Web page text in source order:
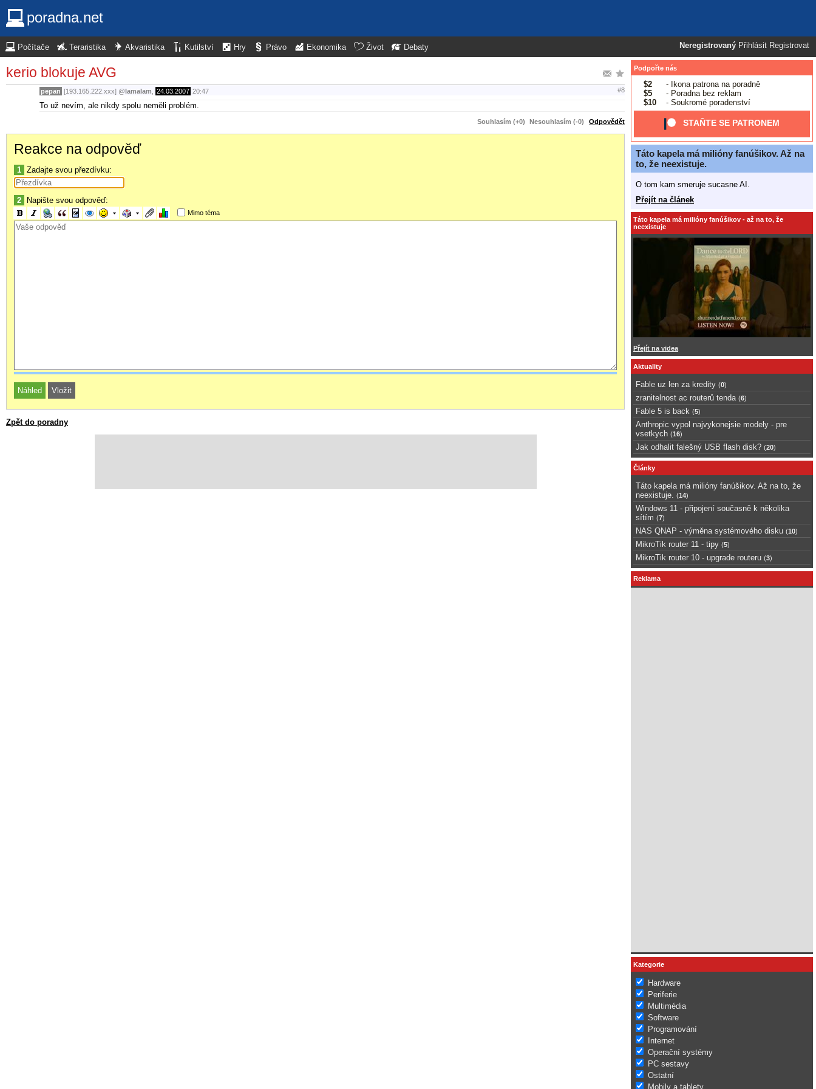
poradna.net
Neregistrovaný Přihlásit Registrovat
Počítače Teraristika Akvaristika Kutilství Hry Právo Ekonomika Život Debaty
kerio blokuje AVG
pepan [193.165.222.xxx] @lamalam 24.03.2007 20:47 #8
To už nevím, ale nikdy spolu neměli problém.
Souhlasím (+0) Nesouhlasím (-0) Odpovědět
Reakce na odpověď
1 Zadajte svou přezdívku:
2 Napište svou odpověď:
Mimo téma
Zpět do poradny
Podpořte nás
$2
- Ikona patrona na poradně
$5
- Poradna bez reklam
$10
- Soukromé poradenství
STAŇTE SE PATRONEM
Táto kapela má milióny fanúšikov. Až na
to, že neexistuje.
O tom kam smeruje sucasne AI.
Přejít na článek
Táto kapela má milióny fanúšikov - až na to, že
neexistuje
Přejít na videa
Aktuality
Fable uz len za kredity (0)
zranitelnost ac routerů tenda (6)
Fable 5 is back (5)
Anthropic vypol najvykonejsie modely - pre
vsetkych (16)
Jak odhalit falešný USB flash disk? (20)
Články
Táto kapela má milióny fanúšikov. Až na to, že
neexistuje.
(14)
Windows 11 - připojení současně k několika
sítím (7)
NAS QNAP - výměna systémového disku (10)
MikroTik router 11 - tipy (5)
MikroTik router 10 - upgrade routeru (3)
Reklama
Kategorie
Hardware
Periferie
Multimédia
Software
Programování
Internet
Operační systémy
PC sestavy
Ostatní
Mobily a tablety